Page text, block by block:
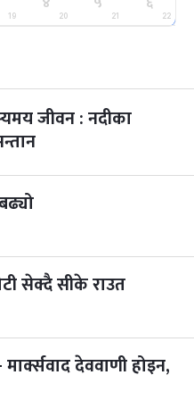
७ महिना बाँकी
19 20 21 22
जीवन : नदीका
सेक्दै सीके राउत
देववाणी होइन,